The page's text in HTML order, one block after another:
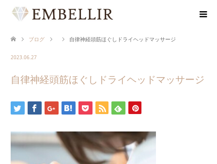
ブログ 自律神経頭筋ほぐしドライヘッドマッサージ
2023.06.27
自律神経頭筋ほぐしドライヘッドマッサージ